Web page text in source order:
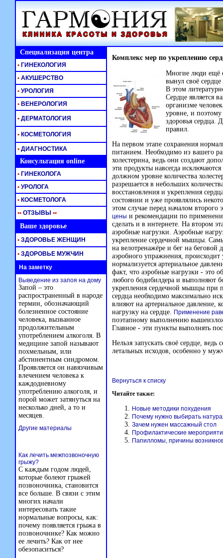
Специализация центра Комплекс мер по укреплению
Многие люди ещё
вынул своё
В этом
Сердце является
организме
уровне, и поэтому
здоровья сердца.
правил.
На первом этапе сохранения
питанием. Необходимо из вашего
холестерина, ведь они создают
эти продукты навсегда
должном уровне количества
разрешается в небольших
восстановления и укрепления
состоянии и уже проявлялись
этом случае перед началом
цены и рекомендации по
сделать и в интернете. На втором
аэробные нагрузки. Аэробные
укрепление сердечной мышцы.
на велотренажёре и бег на
аэробного упражнения,
нормализуется артериальное
факт, что аэробные нагрузки - это
любого бодибилдера и выполняют
укрепления сердечной мышцы при
сердца необходимо максимально
влияют на артериальное давление,
нагрузку на сердце. Применение
поэтапному выполнению
Главное - эти пункты выполнять
Нельзя запускать своё сердце,
летальных исходов, особенно у
Вернуться к списку
Читайте также:
Новые методики похудения
Почему нужно выбирать
Зачем нужен массажный стол
Профилактические
Папилломы, причины
• ГИНЕКОЛОГИЯ
• АКУШЕРСТВО
• УРОЛОГИЯ
• ВЕНЕРОЛОГИЯ
• ДЕРМАТОЛОГИЯ
• КОСМЕТОЛОГИЯ
• ДИАГНОСТИКА
Консультация online
• ГИНЕКОЛОГА
• УРОЛОГА
• КОСМЕТОЛОГА
•• ОТЗЫВЫ ••
Ваше здоровье
• ЗДОРОВЬЕ ЖЕНЩИН
• ЗДОРОВЬЕ МУЖЧИН
На заметку
Выведение из запоя на дому
Запой – это
распространенный в народе
термин, обозначающий
болезненное состояние
человека, вызванное
продолжительным
употреблением алкоголя. В
медицине запой называют
похмельным, или
абстинентным синдромом.
Проявляется он навязчивым
влечением человека к
каждодневному
употреблению алкоголя, и
порой может затянуться на
несколько дней, а то и
месяцев.
Другие материалы
Как лечить межпозвоночную
грыжу?
С каждым годом людей,
которые болеют грыжей
позвоночника, становится
все больше. В связи с этим
многих начали
интересовать такие
нормальные вопросы, как:
почему появляется грыжа в
позвоночнике? Как можно
ее лечить? Как от нее
обезопаситься?